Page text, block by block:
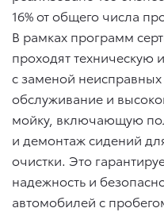
16% от общего числа
В рамках программ
проходят техническую
с заменой
обслуживание и
мойку, включающую
и демонтаж сидений
очистки. Это
надежность и
автомобилей с